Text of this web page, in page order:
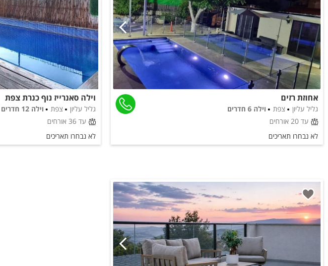
אחוזת רזים
גליל עליון צפת
וילה 6 חדרים
עד 20 אורחים
לא נבחרו תאריכים
וילה סאנרייז נוף כנרת צפת
גליל עליון צפת
וילה 12 חדרים
עד 36 אורחים
לא נבחרו תאריכים